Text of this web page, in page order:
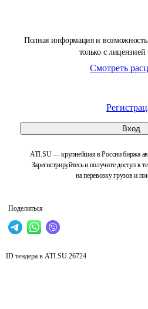
Полная информация и возможность
только с
Смотреть
Вход
ATI.SU — крупнейшая в России биржа
Зарегистрируйтесь и получите доступ к
на перевозку грузов и
Поделиться
ID тендера в ATI.SU 26724